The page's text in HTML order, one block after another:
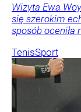
Wizyta Ewa
się szerokim
sposób oceniła
TenisSport